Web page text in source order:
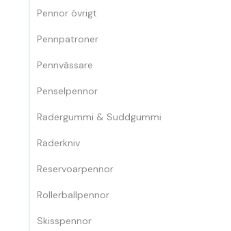
Pennor övrigt
Pennpatroner
Pennvässare
Penselpennor
Radergummi & Suddgummi
Raderkniv
Reservoarpennor
Rollerballpennor
Skisspennor